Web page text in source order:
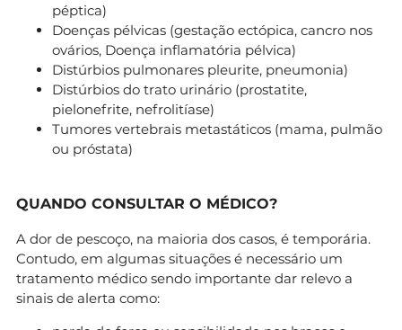
péptica)
Doenças pélvicas (gestação ectópica, cancro nos
ovários, Doença inflamatória pélvica)
Distúrbios pulmonares pleurite, pneumonia)
Distúrbios do trato urinário (prostatite,
pielonefrite, nefrolitíase)
Tumores vertebrais metastáticos (mama, pulmão
ou próstata)
QUANDO CONSULTAR O MÉDICO?
A dor de pescoço, na maioria dos casos, é temporária.
Contudo, em algumas situações é necessário um
tratamento médico sendo importante dar relevo a
sinais de alerta como: